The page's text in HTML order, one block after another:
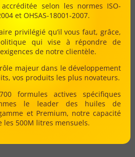
selon les normes ISO-
et OHSAS-18001-2007.
privilégié qu’il vous faut, grâce,
qui vise à répondre de
de notre clientèle.
majeur dans le développement
vos produits les plus novateurs.
formules actives spécifiques
le leader des huiles de
et Premium, notre capacité
les 500M litres mensuels.